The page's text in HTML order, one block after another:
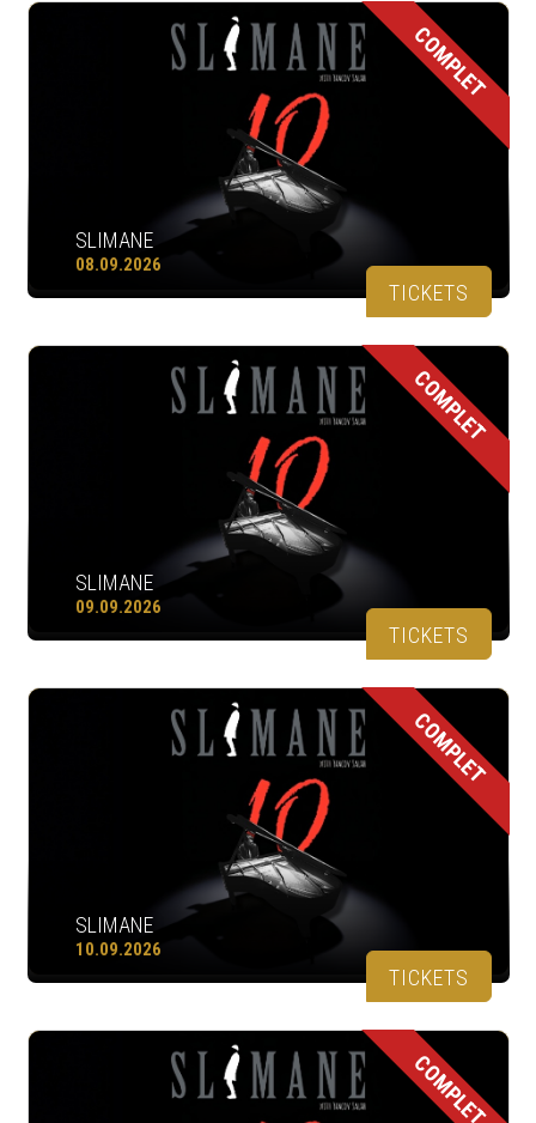
COMPLET
SLIMANE
08.09.2026
TICKETS
COMPLET
SLIMANE
09.09.2026
TICKETS
COMPLET
SLIMANE
10.09.2026
TICKETS
COMPLET